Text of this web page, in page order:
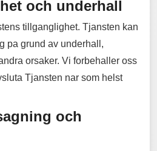
och underhall
tillganglighet. Tjansten kan
pa grund av underhall,
orsaker. Vi forbehaller oss
Tjansten nar som helst
och